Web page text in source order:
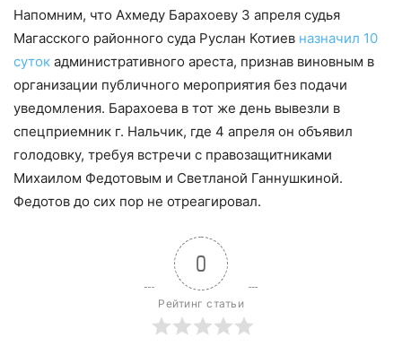
Напомним, что Ахмеду Барахоеву 3 апреля судья
Магасского районного суда Руслан Котиев назначил 10
суток административного ареста, признав виновным в
организации публичного мероприятия без подачи
уведомления. Барахоева в тот же день вывезли в
спецприемник г. Нальчик, где 4 апреля он объявил
голодовку, требуя встречи с правозащитниками
Михаилом Федотовым и Светланой Ганнушкиной.
Федотов до сих пор не отреагировал.
0
Рейтинг статьи